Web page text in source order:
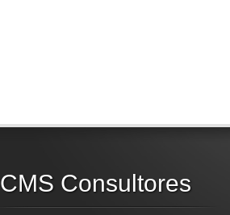
CMS Consultores